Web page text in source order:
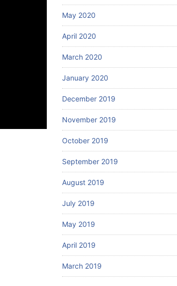
May 2020
April 2020
March 2020
January 2020
December 2019
November 2019
October 2019
September 2019
August 2019
July 2019
May 2019
April 2019
March 2019